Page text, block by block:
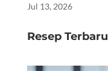
Jul 13, 2026
Resep Terbaru